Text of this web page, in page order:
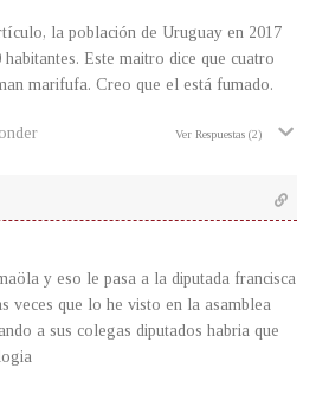
la población de Uruguay en 2017
habitantes. Este maitro dice que cuatro
marifufa. Creo que el está fumado.
Ver Respuestas (2)
y eso le pasa a la diputada francisca
veces que lo he visto en la asamblea
a sus colegas diputados habria que